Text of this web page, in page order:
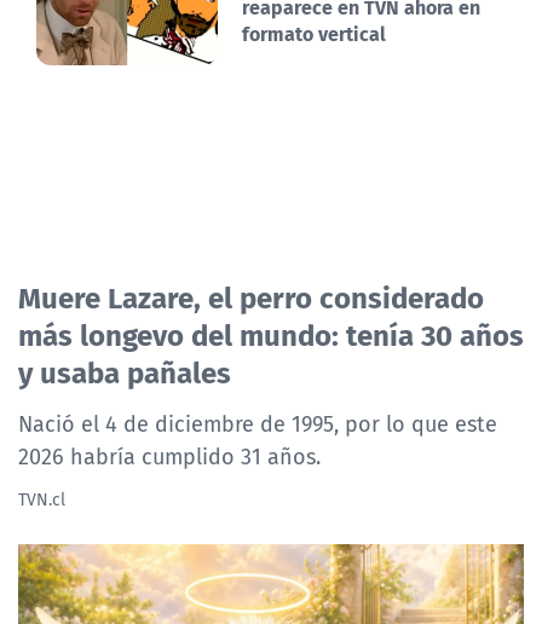
reaparece en TVN ahora en
formato vertical
Muere Lazare, el perro considerado
más longevo del mundo: tenía 30 años
y usaba pañales
Nació el 4 de diciembre de 1995, por lo que este
2026 habría cumplido 31 años.
TVN.cl